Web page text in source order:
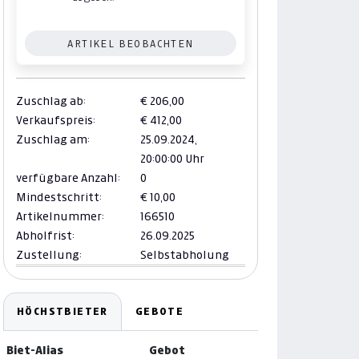
ARTIKEL BEOBACHTEN
Zuschlag ab:
€ 206,00
Verkaufspreis:
€ 412,00
Zuschlag am:
25.09.2024,
20:00:00 Uhr
verfügbare Anzahl:
0
Mindestschritt:
€ 10,00
Artikelnummer:
166510
Abholfrist:
26.09.2025
Zustellung:
Selbstabholung
HÖCHSTBIETER GEBOTE
Biet-Alias Gebot